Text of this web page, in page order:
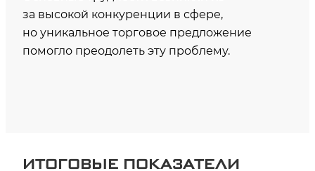
ИТОГОВЫЕ ПОКАЗАТЕЛИ
за высокой конкуренции в сфере,
но уникальное торговое предложение
помогло преодолеть эту проблему.